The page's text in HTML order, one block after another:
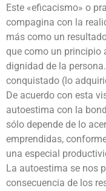
Este «eficacismo» o
compagina con la
más como un
que como un principio
dignidad de la
conquistado (lo
De acuerdo con esta
autoestima con la
sólo depende de lo
emprendidas,
una especial
La autoestima se nos
consecuencia de los